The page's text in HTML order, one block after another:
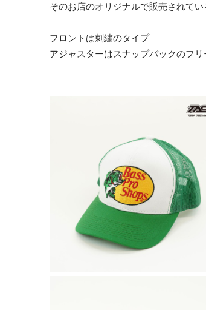
そのお店のオリジナルで販売されてい
フロントは刺繍のタイプ
アジャスターはスナップバックのフリ